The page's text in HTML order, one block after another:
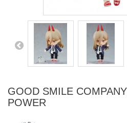
GOOD SMILE
POWER